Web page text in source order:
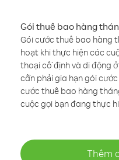
Gói thuê bao hàng
Gói cước thuê bao hàng
hoạt khi thực hiện các
thoại cố định và di động
cần phải gia hạn gói
cước thuê bao hàng
cuộc gọi bạn đang thực
Thêm